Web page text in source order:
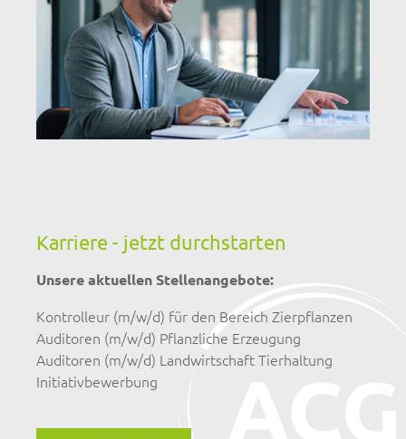
Karriere - jetzt durchstarten
Unsere aktuellen Stellenangebote:
Kontrolleur (m/w/d) für den Bereich Zierpflanzen
Auditoren (m/w/d) Pflanzliche Erzeugung
Auditoren (m/w/d) Landwirtschaft Tierhaltung
Initiativbewerbung